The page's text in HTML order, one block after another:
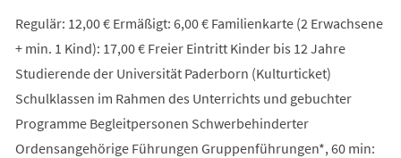
Regulär: 12,00 € Ermäßigt: 6,00 € Familienkarte (2 Erwachsene
+ min. 1 Kind): 17,00 € Freier Eintritt Kinder bis 12 Jahre
Studierende der Universität Paderborn (Kulturticket)
Schulklassen im Rahmen des Unterrichts und gebuchter
Programme Begleitpersonen Schwerbehinderter
Ordensangehörige Führungen Gruppenführungen*, 60 min: